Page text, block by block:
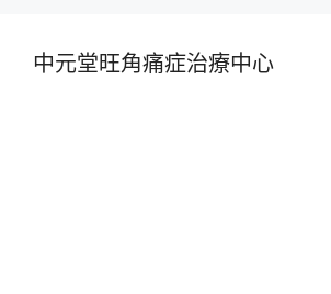
中元堂旺角痛症治療中心